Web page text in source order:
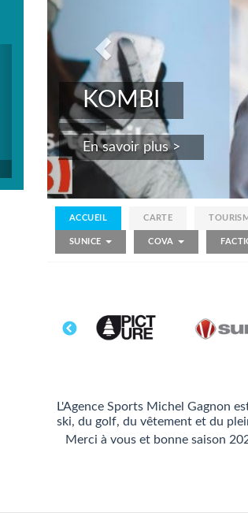
KOMBI
En savoir plus >
ACCUEIL CARTE
SUNICE COVA
L'Agence Sports Michel Gagnon
ski, du golf, du vêtement et du
Merci à vous et bonne saison